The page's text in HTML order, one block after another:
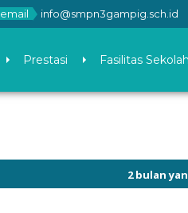
email info@smpn3gampig.sch.id
Prestasi Fasilitas Sekolah
2 bulan yang lalu/